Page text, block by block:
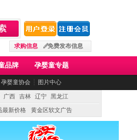
求购信息 免费发布信息
品牌 孕婴童专题
孕婴童协会 ┆ 图片中心
广西 吉林 辽宁 黑龙江
最新价格 黄金区软文广告